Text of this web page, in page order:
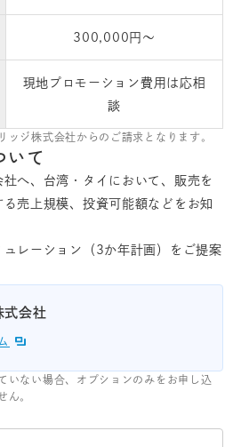
300,000円～
現地プロモーション費用は応相
談
ッジ株式会社からのご請求となります。
いて
へ、台湾・タイにおいて、販売を
売上規模、投資可能額などをお知
ュレーション（3か年計画）をご提案
式会社
いない場合、オプションのみをお申し込
ん。